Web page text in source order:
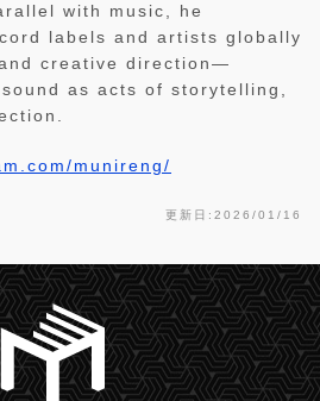
with music, he
labels and artists globally
creative direction—
as acts of storytelling,
munireng/
更新日:2026/01/16